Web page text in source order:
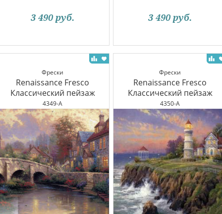
3 490 руб. 3 490 руб.
Фрески
Renaissance Fresco
Классический пейзаж
4349-A
Фрески
Renaissance Fresco
Классический пейзаж
4350-A